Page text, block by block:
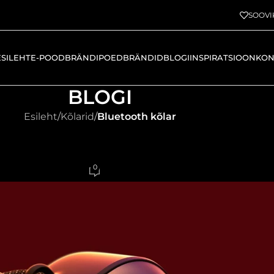
E-POODBRÄNDIPOEDBRÄNDIDBLOGIINSPIRATSIOON
BLOGI
Esileht/Kõlarid/Bluetooth kõlar
0